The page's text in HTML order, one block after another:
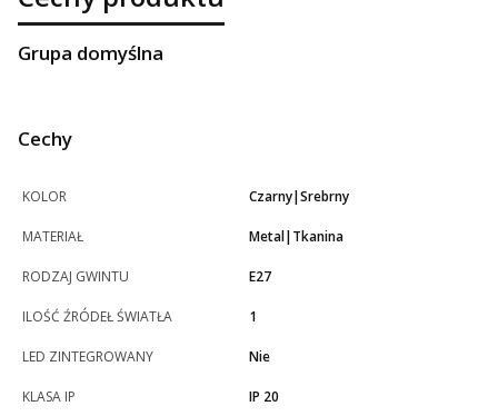
Grupa domyślna
Cechy
KOLOR Czarny|Srebrny
MATERIAŁ Metal|Tkanina
RODZAJ GWINTU E27
ILOŚĆ ŹRÓDEŁ ŚWIATŁA 1
LED ZINTEGROWANY Nie
KLASA IP IP 20